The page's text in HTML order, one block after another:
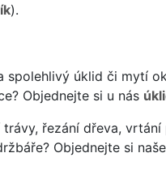
).
úklid či mytí
Objednejte si u nás
řezání dřeva,
Objednejte si naše